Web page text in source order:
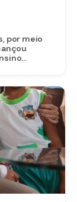
por meio